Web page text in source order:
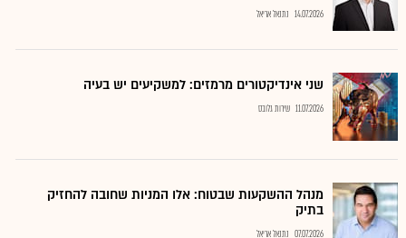
14.07.2026 נתנאל אריאל
שני אינדיקטורים מרמזים: למשקיעים יש בעיה
11.07.2026 שירות גלובס
מנהל ההשקעות שבטוח: אלו המניות שחובה להחזיק
בתיק
07.07.2026 נתנאל אריאל